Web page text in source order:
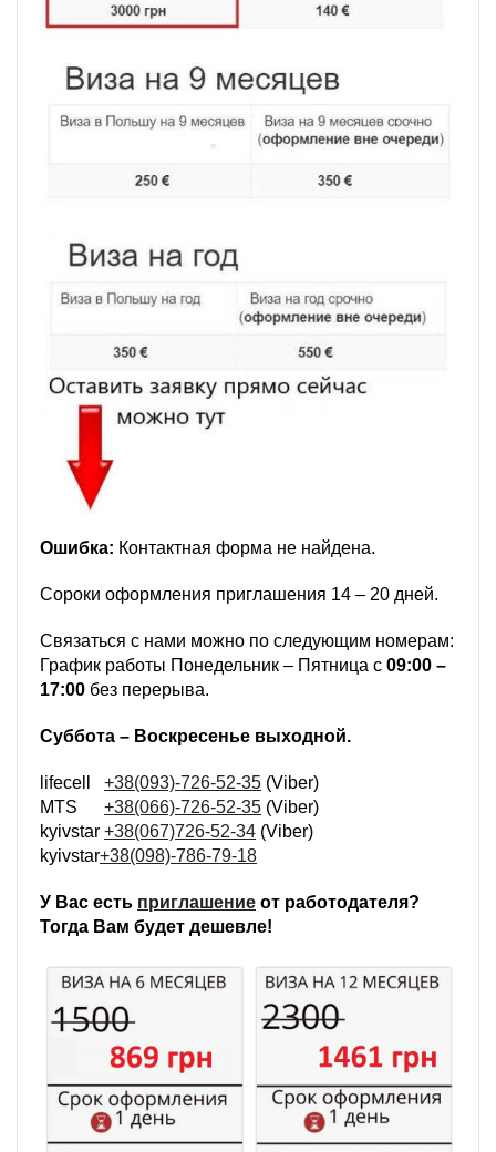
Ошибка: Контактная форма не найдена.
Сороки оформления приглашения 14 – 20 дней.
Связаться с нами можно по следующим номерам:
График работы Понедельник – Пятница с 09:00 –
17:00 без перерыва.
Суббота – Воскресенье выходной.
lifecell +38(093)-726-52-35 (Viber)
MTS +38(066)-726-52-35 (Viber)
kyivstar +38(067)726-52-34 (Viber)
kyivstar+38(098)-786-79-18
У Вас есть приглашение от работодателя?
Тогда Вам будет дешевле!